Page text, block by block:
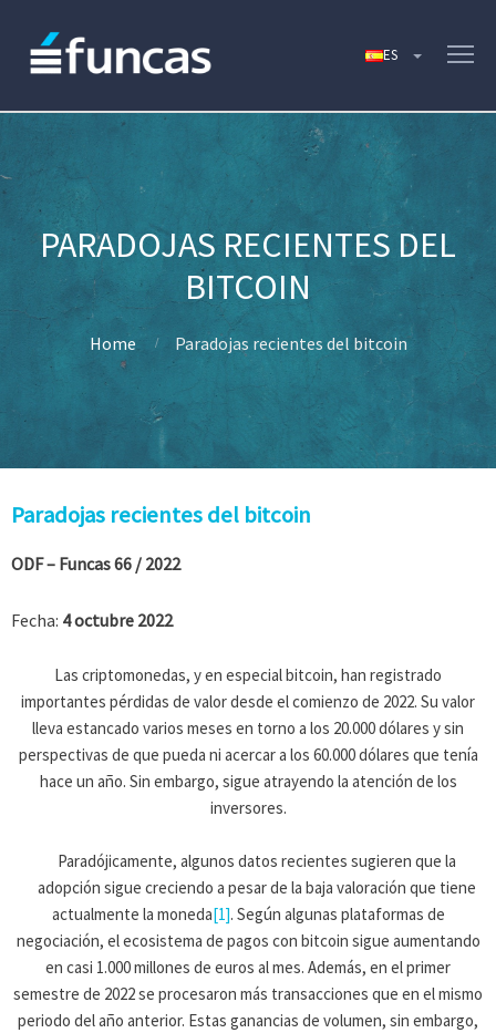
PARADOJAS RECIENTES DEL
BITCOIN
Home Paradojas recientes del bitcoin
Paradojas recientes del bitcoin
ODF – Funcas66 / 2022
Fecha: 4 octubre 2022
Las criptomonedas, y en especial bitcoin, han registrado
importantes pérdidas de valor desde el comienzo de 2022. Su valor
lleva estancado varios meses en torno a los 20.000 dólares y sin
perspectivas de que pueda ni acercar a los 60.000 dólares que tenía
hace un año. Sin embargo, sigue atrayendo la atención de los
inversores.
Paradójicamente, algunos datos recientes sugieren que la
adopción sigue creciendo a pesar de la baja valoración que tiene
actualmente la moneda[1]. Según algunas plataformas de
negociación, el ecosistema de pagos con bitcoin sigue aumentando
en casi 1.000 millones de euros al mes. Además, en el primer
semestre de 2022 se procesaron más transacciones que en el mismo
periodo del año anterior. Estas ganancias de volumen, sin embargo,